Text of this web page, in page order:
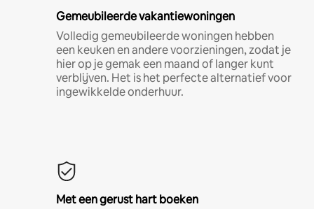
Gemeubileerde vakantiewoningen
Volledig gemeubileerde woningen hebben
een keuken en andere voorzieningen, zodat je
hier op je gemak een maand of langer kunt
verblijven. Het is het perfecte alternatief voor
ingewikkelde onderhuur.
Met een gerust hart boeken